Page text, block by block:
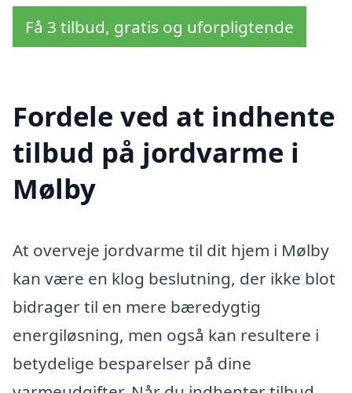
Få 3 tilbud, gratis og uforpligtende
Fordele ved at indhente
tilbud på jordvarme i
Mølby
At overveje jordvarme til dit hjem i Mølby
kan være en klog beslutning, der ikke blot
bidrager til en mere bæredygtig
energiløsning, men også kan resultere i
betydelige besparelser på dine